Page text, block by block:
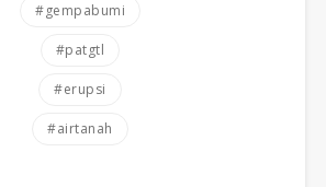
#gempabumi
#patgtl
#erupsi
#airtanah